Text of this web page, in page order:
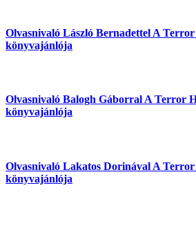
Olvasnivaló László Bernadettel A Terror
könyvajánlója
Olvasnivaló Balogh Gáborral A Terror
könyvajánlója
Olvasnivaló Lakatos Dorinával A Terror
könyvajánlója